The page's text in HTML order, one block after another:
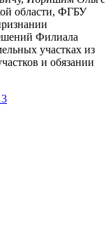
области, ФГБУ
Филиала
участках из
и обязании